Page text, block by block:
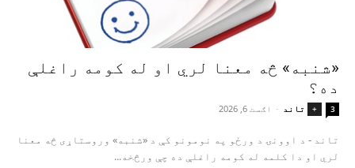
«شنبه» څه معنا لري او له کومه راغلې
ده؟
+ تاند - اګست 6, 2026 3
تاند - د اوونۍ د ورځو په نومونو کې د «شنبه» وروستاړی څه معنا
لري او دا کلمه له کومه راغلې ده چې ورڅخه...